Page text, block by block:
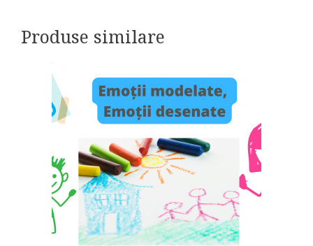
Produse similare